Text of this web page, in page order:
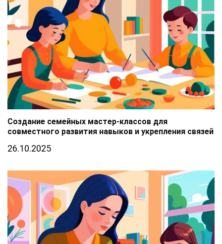
Создание семейных мастер-классов для
совместного развития навыков и укрепления связей
26.10.2025